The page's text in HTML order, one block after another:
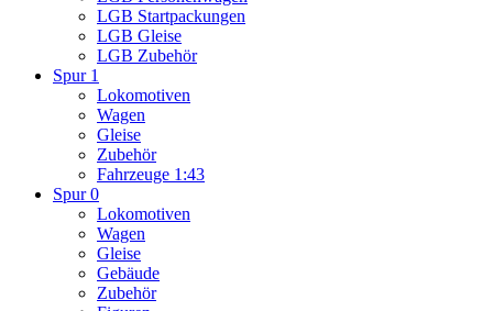
LGB Startpackungen
LGB Gleise
LGB Zubehör
Spur 1
Lokomotiven
Wagen
Gleise
Zubehör
Fahrzeuge 1:43
Spur 0
Lokomotiven
Wagen
Gleise
Gebäude
Zubehör